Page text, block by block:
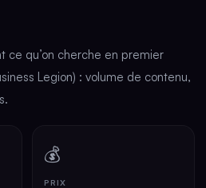
ce qu’on cherche en premier
Legion) : volume de contenu,
💰
PRIX